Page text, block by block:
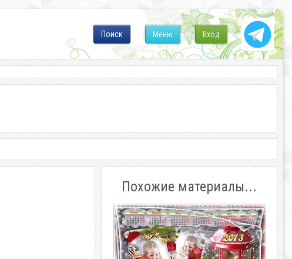
Вход
Меню
Поиск
Похожие материалы...